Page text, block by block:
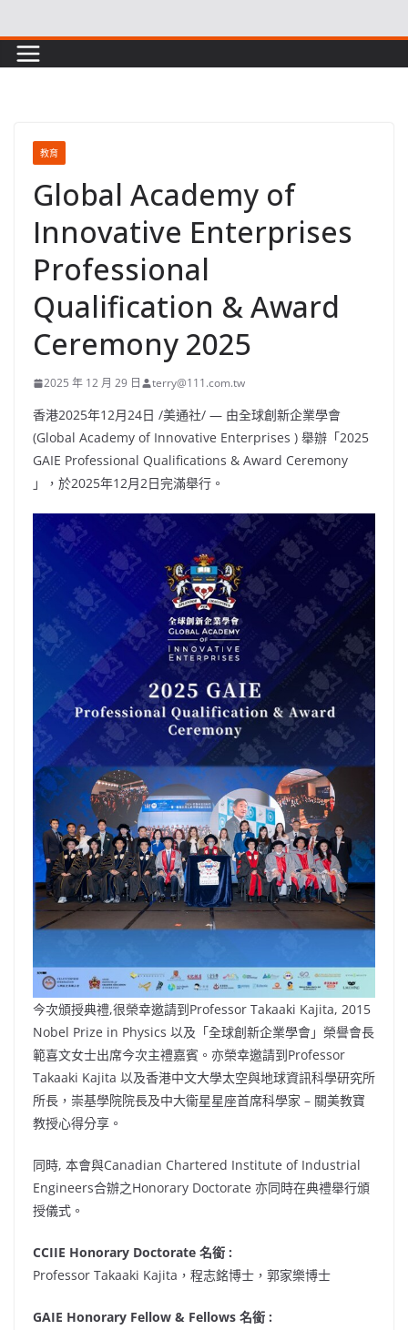
to
content
教育
Global Academy of
Innovative Enterprises
Professional
Qualification & Award
Ceremony 2025
2025 年 12 月 29 日 terry@111.com.tw
香港2025年12月24日 /美通社/ — 由全球創新企業學會
(Global Academy of Innovative Enterprises ) 舉辦「2025
GAIE Professional Qualifications & Award Ceremony
」，於2025年12月2日完滿舉行。
今次頒授典禮,很榮幸邀請到Professor Takaaki Kajita, 2015
Nobel Prize in Physics 以及「全球創新企業學會」榮譽會長
範喜文女士出席今次主禮嘉賓。亦榮幸邀請到Professor
Takaaki Kajita 以及香港中文大學太空與地球資訊科學研究所
所長，崇基學院院長及中大衞星星座首席科學家 – 關美教寶
教授心得分享。
同時, 本會與Canadian Chartered Institute of Industrial
Engineers合辦之Honorary Doctorate 亦同時在典禮舉行頒
授儀式。
CCIIE Honorary Doctorate 名銜 :
Professor Takaaki Kajita，程志銘博士，郭家樂博士
GAIE Honorary Fellow & Fellows 名銜 :